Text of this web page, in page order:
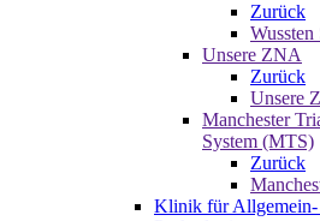
Zurück
Wussten
Unsere ZNA
Zurück
Unsere
Manchester
System (MTS)
Zurück
Klinik für Allgemein-